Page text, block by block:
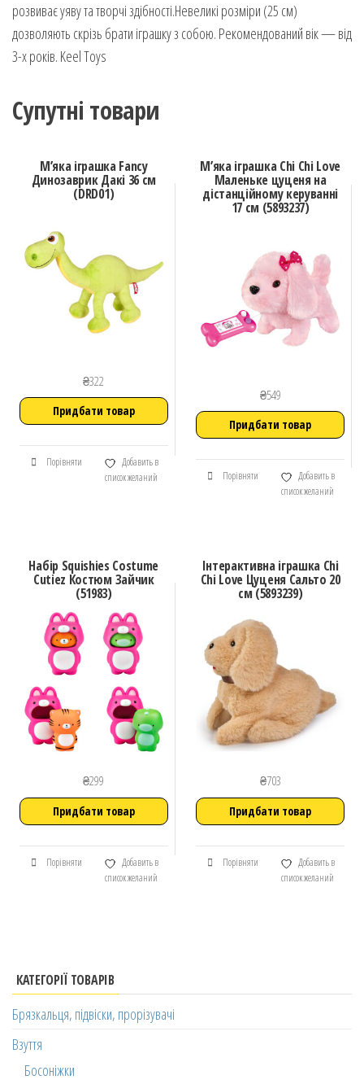
розвиває уяву та творчі здібності.Невеликі розміри (25 см)
дозволяють скрізь брати іграшку з собою. Рекомендований вік — від
3-х років. Keel Toys
Супутні товари
М’яка іграшка Fancy
Динозаврик Дакі 36 см
(DRD01)
₴322
Придбати товар
Порівняти
Добавить в
список желаний
М’яка іграшка Chi Chi Love
Маленьке цуценя на
дістанційному керуванні
17 см (5893237)
₴549
Придбати товар
Порівняти
Добавить в
список желаний
Набір Squishies Costume
Cutiez Костюм Зайчик
(51983)
₴299
Придбати товар
Порівняти
Добавить в
список желаний
Інтерактивна іграшка Chi
Chi Love Цуценя Сальто 20
см (5893239)
₴703
Придбати товар
Порівняти
Добавить в
список желаний
КАТЕГОРІЇ ТОВАРІВ
Брязкальця, підвіски, прорізувачі
Взуття
Босоніжки